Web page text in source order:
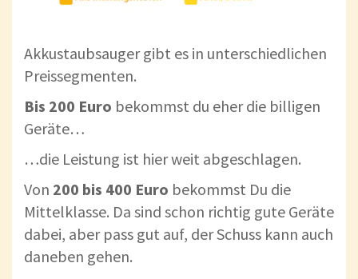
Akkustaubsauger gibt es in unterschiedlichen
Preissegmenten.
Bis 200 Euro bekommst du eher die billigen
Geräte…
…die Leistung ist hier weit abgeschlagen.
Von 200 bis 400 Euro bekommst Du die
Mittelklasse. Da sind schon richtig gute Geräte
dabei, aber pass gut auf, der Schuss kann auch
daneben gehen.